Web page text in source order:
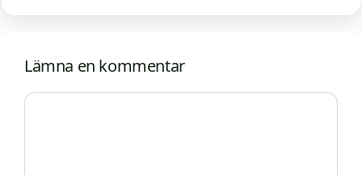
Lämna en kommentar
Kommentar